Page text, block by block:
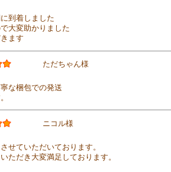
到着しました
大変助かりました
ます
ただちゃん様
な梱包での発送
ニコル様
せていただいております。
ただき大変満足しております。